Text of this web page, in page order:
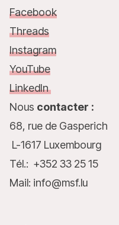
Facebook
Threads
Instagram
YouTube
LinkedIn
Nous contacter :
68, rue de Gasperich
L-1617 Luxembourg
Tél.: +352 33 25 15
Mail: info@msf.lu